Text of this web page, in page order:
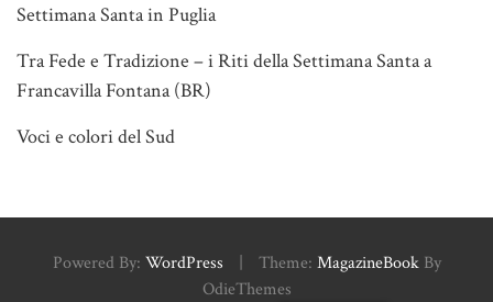
Settimana Santa in Puglia
Tra Fede e Tradizione – i Riti della Settimana Santa a
Francavilla Fontana (BR)
Voci e colori del Sud
Powered By: WordPress Theme: MagazineBookBy
OdieThemes